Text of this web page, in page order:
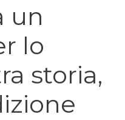
un
lo
storia,